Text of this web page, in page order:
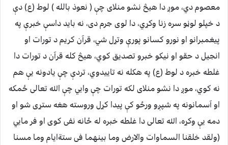
معصوم دي، موږ دا هیڅ نشو منلای چې ( نعوذ بالله ) لوط (ع) دې
د خپلو لوڼو سره زنا وکړي، دا لوی جرم دی، نه باید داسې خبرې په
پیغمبرانو او نورو کسانو پورې وتړل شي، قرآن کریم د تورات او
انجیل د حقو او نیکو خبرو تصدیق کوي، هیڅ کله قرآن د تورات دا
غلطه خبره د لوط (ع) په هکله نه تاییدوي، تردې چې یادونه یې هم
نه کوي، موږ دا نشو منلای لکه تورات چې وایي چې الله تعالی ځمکه
او آسمانونه په شپږو ورځو کې پیدا کړل وروسته هغه ستړی شو او
دمه یې وکړه، الله تعالی دا غلطه خبره له ځانه نفی کوی او فر مایي
(ولقد خلقنا السماوات والارض وما بینهما فی ستةایام وما مسنا